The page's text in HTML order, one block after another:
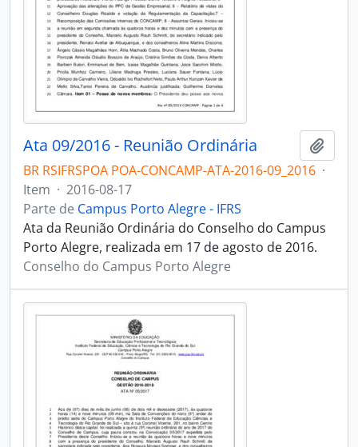
Ata 09/2016 - Reunião Ordinária
BR RSIFRSPOA POA-CONCAMP-ATA-2016-09_2016 ·
Item · 2016-08-17
Parte de Campus Porto Alegre - IFRS
Ata da Reunião Ordinária do Conselho do Campus
Porto Alegre, realizada em 17 de agosto de 2016.
Conselho do Campus Porto Alegre